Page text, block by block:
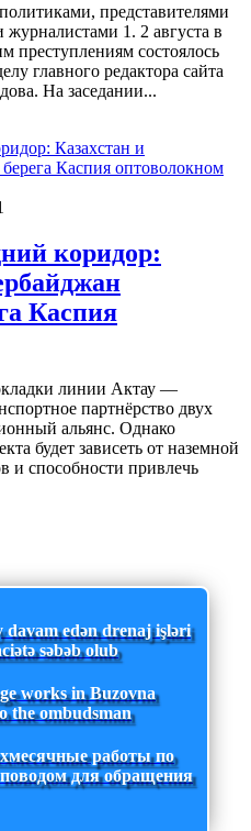
представителями
журналистами 1. 2 августа в
преступлениям состоялось
главного редактора сайта
На заседании...
коридор:
Каспия
линии Актау —
партнёрство двух
альянс. Однако
будет зависеть от наземной
и способности привлечь
davam edən drenaj işləri
səbəb olub
works in Buzovna
the ombudsman
работы по
для обращения